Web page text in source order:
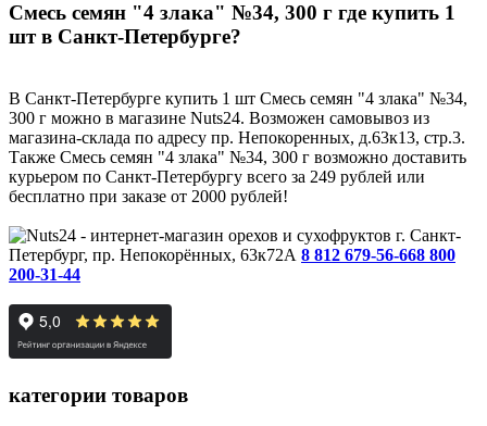
Смесь семян "4 злака" №34, 300 г где купить 1
шт в Санкт-Петербурге?
В Санкт-Петербурге купить 1 шт Смесь семян "4 злака" №34,
300 г можно в магазине Nuts24. Возможен самовывоз из
магазина-склада по адресу пр. Непокоренных, д.63к13, стр.3.
Также Смесь семян "4 злака" №34, 300 г возможно доставить
курьером по Санкт-Петербургу всего за 249 рублей или
бесплатно при заказе от 2000 рублей!
г. Санкт-
Петербург, пр. Непокорённых, 63к72А 8 812 679-56-668 800
200-31-44
категории товаров